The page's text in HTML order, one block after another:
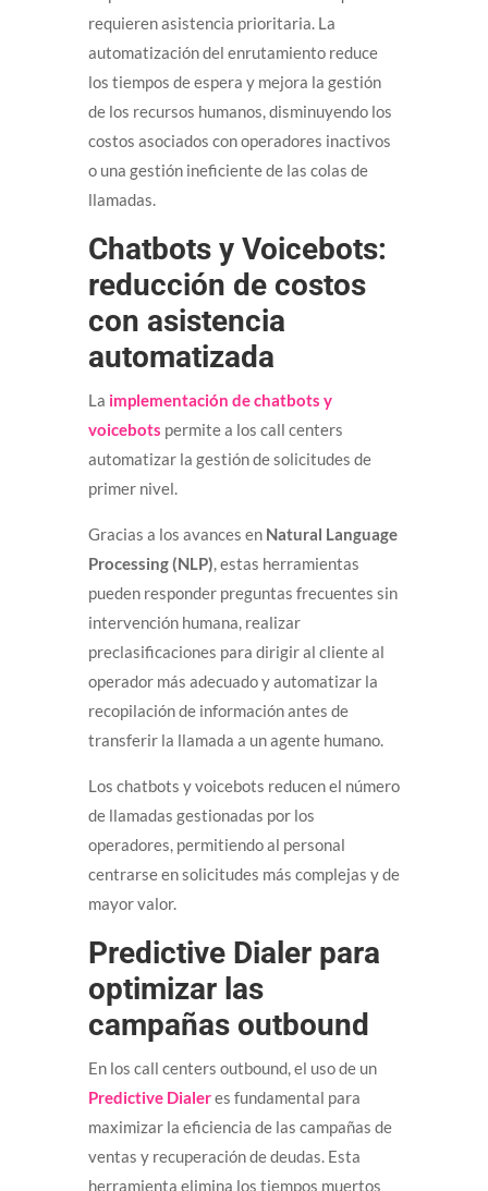
requieren asistencia prioritaria. La
automatización del enrutamiento reduce
los tiempos de espera y mejora la gestión
de los recursos humanos, disminuyendo los
costos asociados con operadores inactivos
o una gestión ineficiente de las colas de
llamadas.
Chatbots y Voicebots:
reducción de costos
con asistencia
automatizada
La implementación de chatbots y
voicebots permite a los call centers
automatizar la gestión de solicitudes de
primer nivel.
Gracias a los avances en Natural Language
Processing (NLP), estas herramientas
pueden responder preguntas frecuentes sin
intervención humana, realizar
preclasificaciones para dirigir al cliente al
operador más adecuado y automatizar la
recopilación de información antes de
transferir la llamada a un agente humano.
Los chatbots y voicebots reducen el número
de llamadas gestionadas por los
operadores, permitiendo al personal
centrarse en solicitudes más complejas y de
mayor valor.
Predictive Dialer para
optimizar las
campañas outbound
En los call centers outbound, el uso de un
Predictive Dialeres fundamental para
maximizar la eficiencia de las campañas de
ventas y recuperación de deudas. Esta
herramienta elimina los tiempos muertos